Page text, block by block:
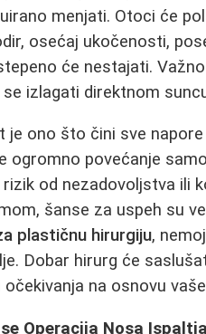
menjati. Otoci će
osećaj ukočenosti,
će nestajati.
izlagati direktnom
je ono što čini sve
ogromno povećanje
od nezadovoljstva ili
šanse za uspeh su
plastičnu hirurgiju,
Dobar hirurg će
na osnovu
Operacija Nosa